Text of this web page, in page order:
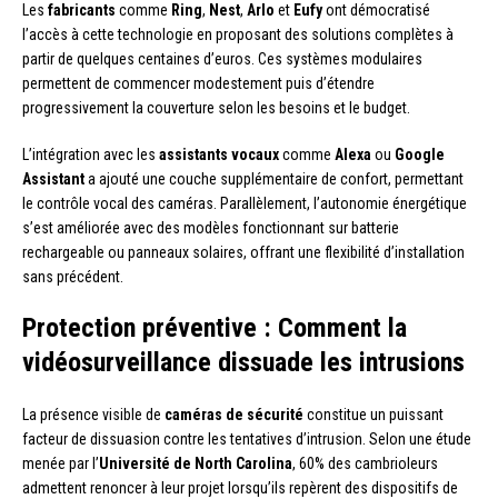
Les fabricants comme Ring, Nest, Arlo et Eufyont démocratisé
l’accès à cette technologie en proposant des solutions complètes à
partir de quelques centaines d’euros. Ces systèmes modulaires
permettent de commencer modestement puis d’étendre
progressivement la couverture selon les besoins et le budget.
L’intégration avec les assistants vocauxcomme Alexa ou Google
Assistanta ajouté une couche supplémentaire de confort, permettant
le contrôle vocal des caméras. Parallèlement, l’autonomie énergétique
s’est améliorée avec des modèles fonctionnant sur batterie
rechargeable ou panneaux solaires, offrant une flexibilité d’installation
sans précédent.
Protection préventive : Comment la
vidéosurveillance dissuade les intrusions
La présence visible de caméras de sécurité constitue un puissant
facteur de dissuasion contre les tentatives d’intrusion. Selon une étude
menée par l’Université de North Carolina, 60% des cambrioleurs
admettent renoncer à leur projet lorsqu’ils repèrent des dispositifs de